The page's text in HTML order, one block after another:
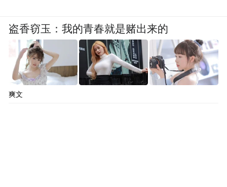
盗香窃玉：我的青春就是赌出来的
爽文